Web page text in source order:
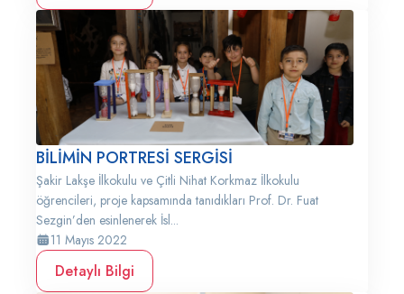
BİLİMİN PORTRESİ SERGİSİ
Şakir Lakşe İlkokulu ve Çitli Nihat Korkmaz İlkokulu
öğrencileri, proje kapsamında tanıdıkları Prof. Dr. Fuat
Sezgin’den esinlenerek İsl...
11 Mayıs 2022
Detaylı Bilgi